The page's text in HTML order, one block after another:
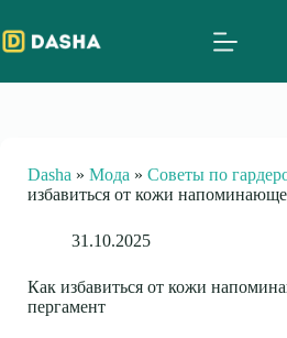
to
content
Dasha » Мода » Советы по
избавиться от кожи
31.10.2025
Как избавиться от кожи
пергамент